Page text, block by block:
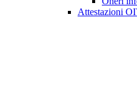
Attestazioni